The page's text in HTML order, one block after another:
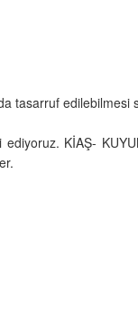
tasarruf edilebilmesi
KİAŞ-